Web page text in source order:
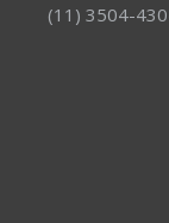
(11) 3504-